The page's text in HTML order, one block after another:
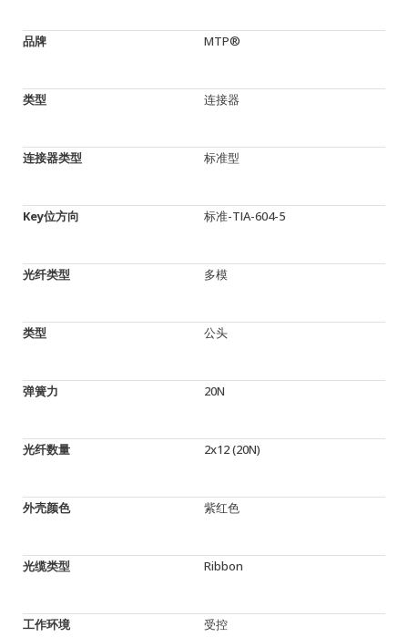
品牌 MTP®
类型 连接器
连接器类型 标准型
Key位方向 标准-TIA-604-5
光纤类型 多模
类型 公头
弹簧力 20N
光纤数量 2x12 (20N)
外壳颜色 紫红色
光缆类型 Ribbon
工作环境 受控